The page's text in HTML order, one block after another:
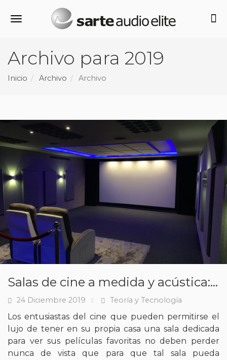
Alternar navegación
Archivo para 2019
Inicio Archivo Archivo
Salas de cine a medida y acústica: los retos a tener en cuenta
Fecha
24 Diciembre 2019 Tags
Teoría y Tecnología
Los entusiastas del cine que pueden permitirse el
lujo de tener en su propia casa una sala dedicada
para ver sus películas favoritas no deben perder
nunca de vista que para que tal sala pueda